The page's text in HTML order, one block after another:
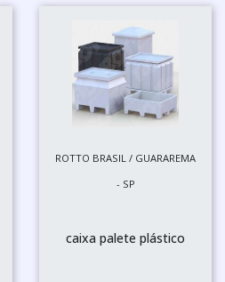
ROTTO BRASIL / GUARAREMA
- SP
caixa palete plástico